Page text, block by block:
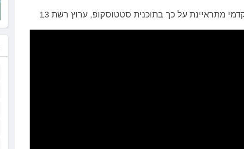
מתראיינת על כך בתוכנית סטטוסקופ, ערוץ רשת 13